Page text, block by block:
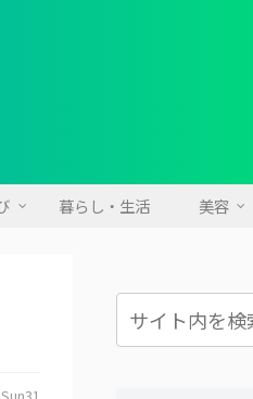
暮らし・生活 美容